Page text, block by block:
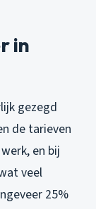
in
gezegd
de tarieven
en bij
veel
25%